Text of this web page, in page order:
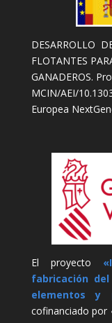
DESARROLLO
FLOTANTES
GANADEROS.
MCIN/AEI/
Europea
El proyecto
fabricación
elementos y
cofinanciado por